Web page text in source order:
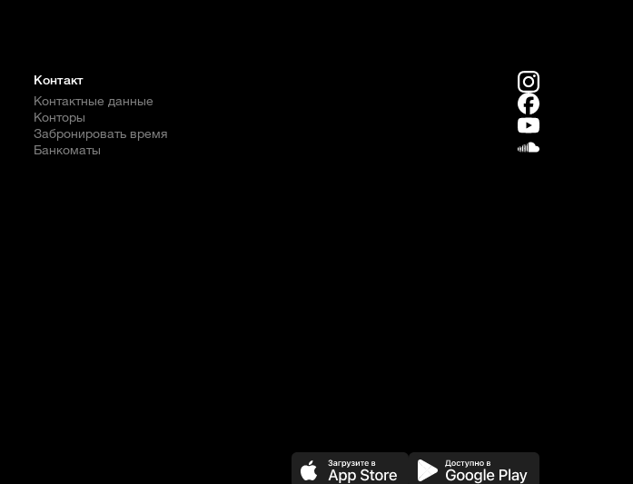
Контакт
Контактные данные
Конторы
Забронировать время
Банкоматы